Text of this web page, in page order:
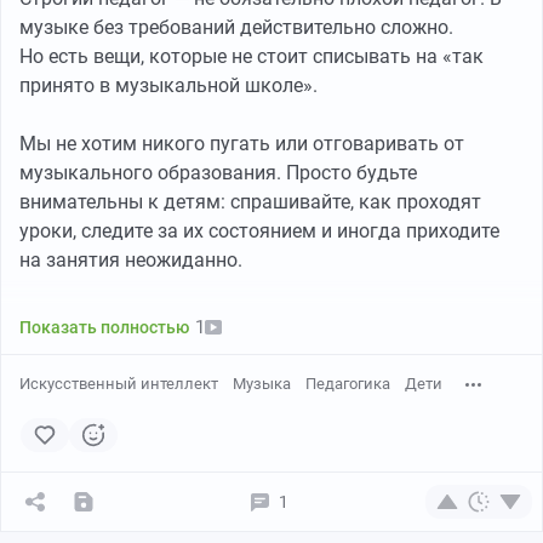
грамотности населения".
Россия не входит в Организацию экономического
не проводилось исследование функциональной
грамотности, которое проводила эта организация.
В декабре 2024 года ОЭСР опубликовала результаты
исследования функциональной грамотности взрослых
людей в 31 стране мира. В нём приняло участие 160
Функциональная неграмотность, по мнению ОЭСР,
может проявляться в неумении следовать простым
лекарствам. Для чего нужны такие сравнения?
музыке без требований действительно сложно.
Но есть вещи, которые не стоит списывать на «так
принято в музыкальной школе».
Мы не хотим никого пугать или отговаривать от
музыкального образования. Просто будьте
внимательны к детям: спрашивайте, как проходят
уроки, следите за их состоянием и иногда приходите
на занятия неожиданно.
Требовательность — нормально. Унижение,
Интересно услышать ваш опыт. Сталкивались с
дети?
Показать полностью 1
Искусственный интеллект Музыка Педагогика Дети
1